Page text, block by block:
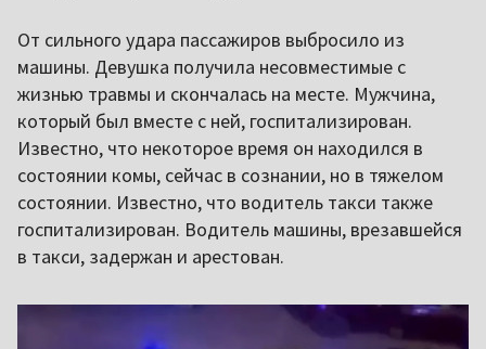
От сильного удара пассажиров выбросило из
машины. Девушка получила несовместимые с
жизнью травмы и скончалась на месте. Мужчина,
который был вместе с ней, госпитализирован.
Известно, что некоторое время он находился в
состоянии комы, сейчас в сознании, но в тяжелом
состоянии. Известно, что водитель такси также
госпитализирован. Водитель машины, врезавшейся
в такси, задержан и арестован.